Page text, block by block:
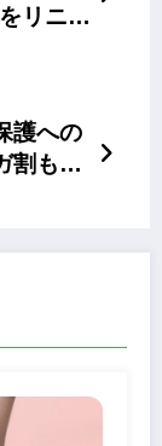
リニュ
護への
割もふ